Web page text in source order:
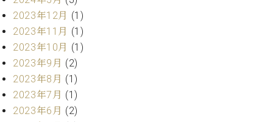
グ
ラ
ン
ド
ピ
ア
ノ
C.
入
実
績
ホ
ル・
ス
タ
ジ
代
理
店
主
イ
ベ
ン
ト
ヒ
シ
ュ
イ
ン
・
セ
ン
ト
2023年12月 (1)
2023年11月 (1)
2023年10月 (1)
2023年9月 (2)
2023年8月 (1)
2023年7月 (1)
2023年6月 (2)